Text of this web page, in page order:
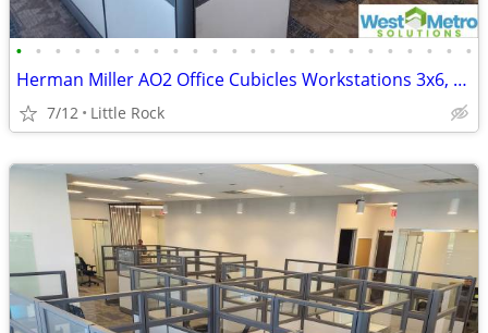
• • • • • • • • • • • • • • • • • • • • • • • •
Herman Miller AO2 Office Cubicles Workstations 3x6, 5x5, 5x6, 6x6, 6x7, 6x8, 8x8
7/12 Little Rock